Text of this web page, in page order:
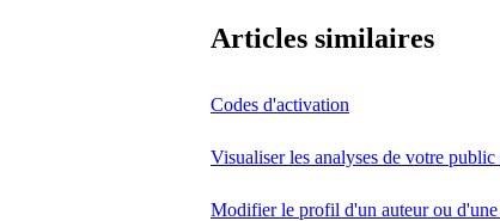
Articles similaires
Codes d'activation
Visualiser les analyses de votre
Modifier le profil d'un auteur ou